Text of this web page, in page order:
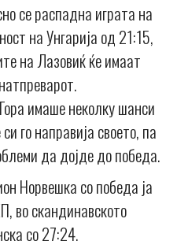
се распадна играта на
на Унгарија од 21:15,
на Лазовиќ ќе имаат
имаше неколку шанси
го направија своето, па
да дојде до победа.
Норвешка со победа ја
во скандинавското
со 27:24.